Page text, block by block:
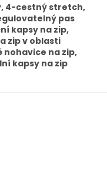
4-cestný stretch,
pas
kapsy na zip,
zip v oblasti
na zip,
kapsy na zip